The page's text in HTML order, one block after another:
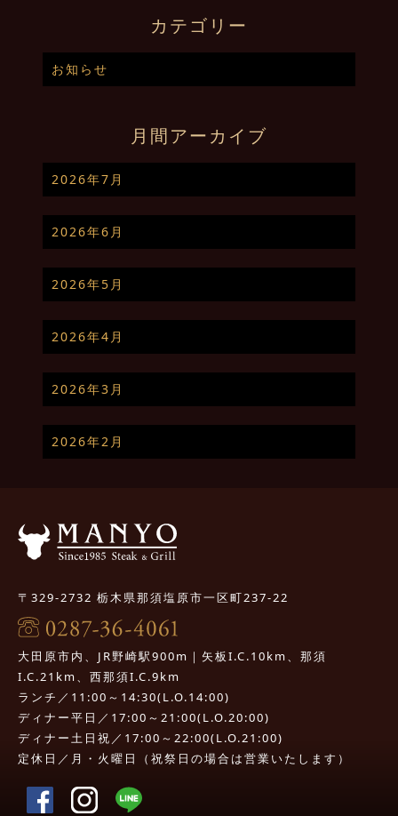
カテゴリー
お知らせ
月間アーカイブ
2026年7月
2026年6月
2026年5月
2026年4月
2026年3月
2026年2月
〒329-2732 栃木県那須塩原市一区町237-22
大田原市内、JR野崎駅900m｜矢板I.C.10km、那須
I.C.21km、西那須I.C.9km
ランチ／11:00～14:30(L.O.14:00)
ディナー平日／17:00～21:00(L.O.20:00)
ディナー土日祝／17:00～22:00(L.O.21:00)
定休日／月・火曜日（祝祭日の場合は営業いたします）